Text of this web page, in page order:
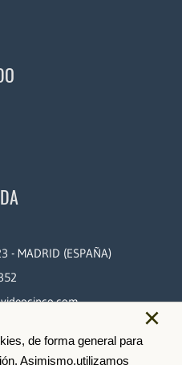
×
de forma general para
Asimismo,utilizamos
- MADRID (ESPAÑA)